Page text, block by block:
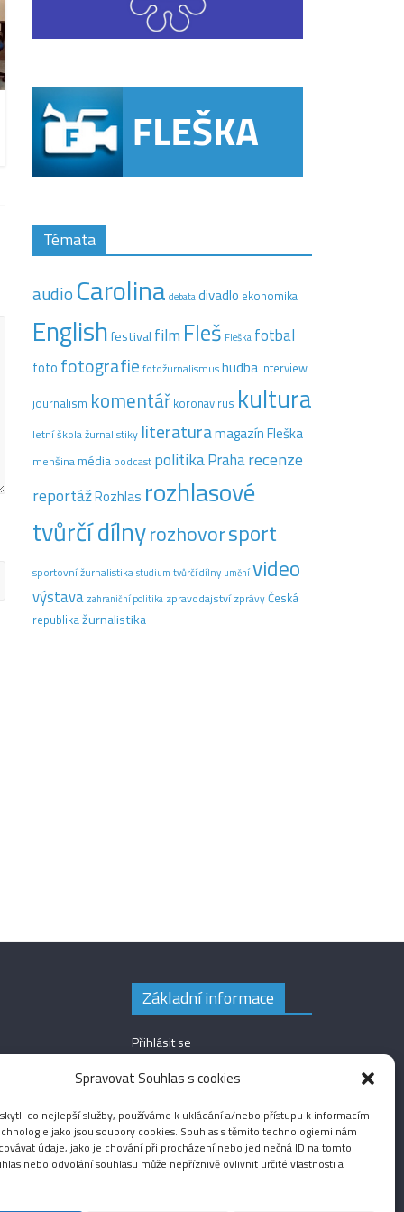
Spravovat Souhlas s cookies
co nejlepší služby, používáme k ukládání a/nebo přístupu k informacím
jako jsou soubory cookies. Souhlas s těmito technologiemi nám
údaje, jako je chování při procházení nebo jedinečná ID na tomto
nebo odvolání souhlasu může nepříznivě ovlivnit určité vlastnosti a
Témata
audio Carolina debatadivadlo ekonomika
Englishfestival film Fleš Fleška fotbal
foto fotografie fotožurnalismushudba interview
journalism komentář koronavirus kultura
letní škola žurnalistiky literaturamagazín Fleška
menšinamédia podcast politikaPraharecenze
reportážRozhlas rozhlasové
tvůrčí dílnyrozhovorsport
sportovní žurnalistikastudium tvůrčí dílny uměnívideo
výstava zahraniční politika zpravodajství zprávyČeská
republikažurnalistika
Základní informace
Přihlásit se
Zdroj kanálů (příspěvky)
Česká lokalizace